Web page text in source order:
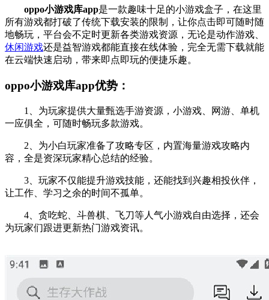
oppo小游戏库app是一款趣味十足的小游戏盒子，在这里
所有游戏都打破了传统下载安装的限制，让你点击即可随时随
地畅玩，平台会不定时更新各类游戏资源，无论是动作游戏、
休闲游戏还是益智游戏都能直接在线体验，完全无需下载就能
在云端快速启动，带来即点即玩的便捷乐趣。
oppo小游戏库app优势：
1、为玩家提供大量甄选手游资源，小游戏、网游、单机
一应俱全，可随时畅玩多款游戏。
2、为小白玩家准备了攻略专区，内置海量游戏攻略内
容，全是资深玩家精心总结的经验。
3、玩家不仅能提升游戏技能，还能找到兴趣相投伙伴，
让工作、学习之余的时间不孤单。
4、贪吃蛇、斗兽棋、飞刀等人气小游戏自由选择，还会
为玩家们跟进更新热门游戏资讯。